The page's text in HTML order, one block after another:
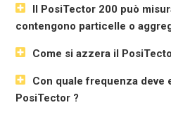
Il PosiTector 200 può
contengono particelle o
Come si azzera il
Con quale frequenza deve
PosiTector ?